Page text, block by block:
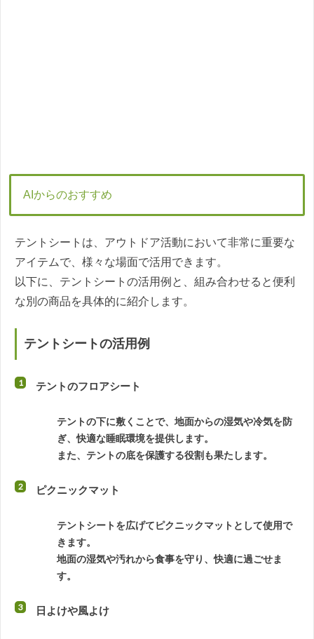
AIからのおすすめ
テントシートは、アウトドア活動において非常に重要な
アイテムで、様々な場面で活用できます。
以下に、テントシートの活用例と、組み合わせると便利
な別の商品を具体的に紹介します。
テントシートの活用例
テントのフロアシート
テントの下に敷くことで、地面からの湿気や冷気を防
ぎ、快適な睡眠環境を提供します。
また、テントの底を保護する役割も果たします。
ピクニックマット
テントシートを広げてピクニックマットとして使用で
きます。
地面の湿気や汚れから食事を守り、快適に過ごせま
す。
日よけや風よけ